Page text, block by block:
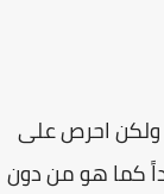
ولكن احرص على
كما هو من دون